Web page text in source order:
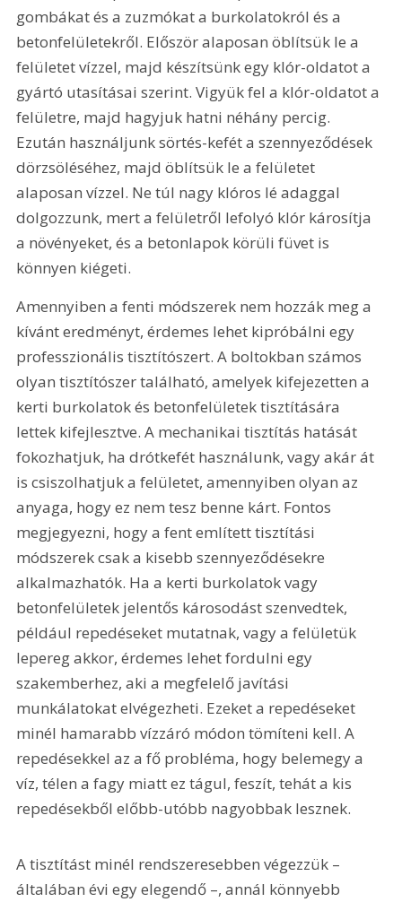
gombákat és a zuzmókat a burkolatokról és a
betonfelületekről. Először alaposan öblítsük le a
felületet vízzel, majd készítsünk egy klór-oldatot a
gyártó utasításai szerint. Vigyük fel a klór-oldatot a
felületre, majd hagyjuk hatni néhány percig.
Ezután használjunk sörtés-kefét a szennyeződések
dörzsöléséhez, majd öblítsük le a felületet
alaposan vízzel. Ne túl nagy klóros lé adaggal
dolgozzunk, mert a felületről lefolyó klór károsítja
a növényeket, és a betonlapok körüli füvet is
könnyen kiégeti.
Amennyiben a fenti módszerek nem hozzák meg a
kívánt eredményt, érdemes lehet kipróbálni egy
professzionális tisztítószert. A boltokban számos
olyan tisztítószer található, amelyek kifejezetten a
kerti burkolatok és betonfelületek tisztítására
lettek kifejlesztve. A mechanikai tisztítás hatását
fokozhatjuk, ha drótkefét használunk, vagy akár át
is csiszolhatjuk a felületet, amennyiben olyan az
anyaga, hogy ez nem tesz benne kárt. Fontos
megjegyezni, hogy a fent említett tisztítási
módszerek csak a kisebb szennyeződésekre
alkalmazhatók. Ha a kerti burkolatok vagy
betonfelületek jelentős károsodást szenvedtek,
például repedéseket mutatnak, vagy a felületük
lepereg akkor, érdemes lehet fordulni egy
szakemberhez, aki a megfelelő javítási
munkálatokat elvégezheti. Ezeket a repedéseket
minél hamarabb vízzáró módon tömíteni kell. A
repedésekkel az a fő probléma, hogy belemegy a
víz, télen a fagy miatt ez tágul, feszít, tehát a kis
repedésekből előbb-utóbb nagyobbak lesznek.
A tisztítást minél rendszeresebben végezzük –
általában évi egy elegendő –, annál könnyebb